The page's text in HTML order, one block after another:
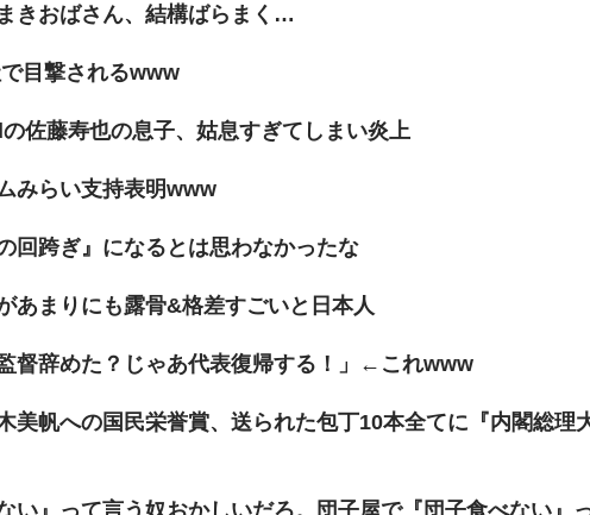
きおばさん、結構ばらまく…
目撃されるwww
佐藤寿也の息子、姑息すぎてしまい炎上
みらい支持表明www
回跨ぎ』になるとは思わなかったな
あまりにも露骨&格差すごいと日本人
督辞めた？じゃあ代表復帰する！」←これwww
美帆への国民栄誉賞、送られた包丁10本全てに『内閣総
い』って言う奴おかしいだろ。団子屋で『団子食べない』